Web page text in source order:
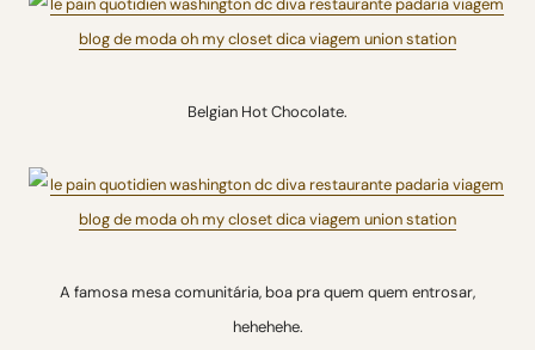
Belgian Hot Chocolate.
A famosa mesa comunitária, boa pra quem quem entrosar,
hehehehe.